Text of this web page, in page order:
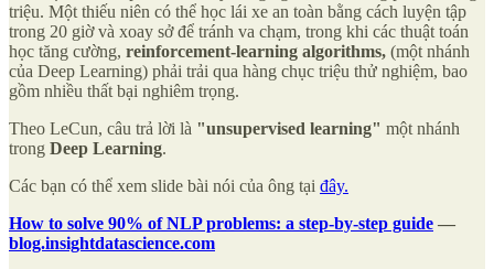
triệu. Một thiếu niên có thể học lái xe an toàn bằng cách luyện tập
trong 20 giờ và xoay sở để tránh va chạm, trong khi các thuật toán
học tăng cường, reinforcement-learning algorithms, (một nhánh
của Deep Learning) phải trải qua hàng chục triệu thử nghiệm, bao
gồm nhiều thất bại nghiêm trọng.
Theo LeCun, câu trả lời là "unsupervised learning" một nhánh
trong Deep Learning.
Các bạn có thể xem slide bài nói của ông tại đây.
How to solve 90% of NLP problems: a step-by-step guide —
blog.insightdatascience.com